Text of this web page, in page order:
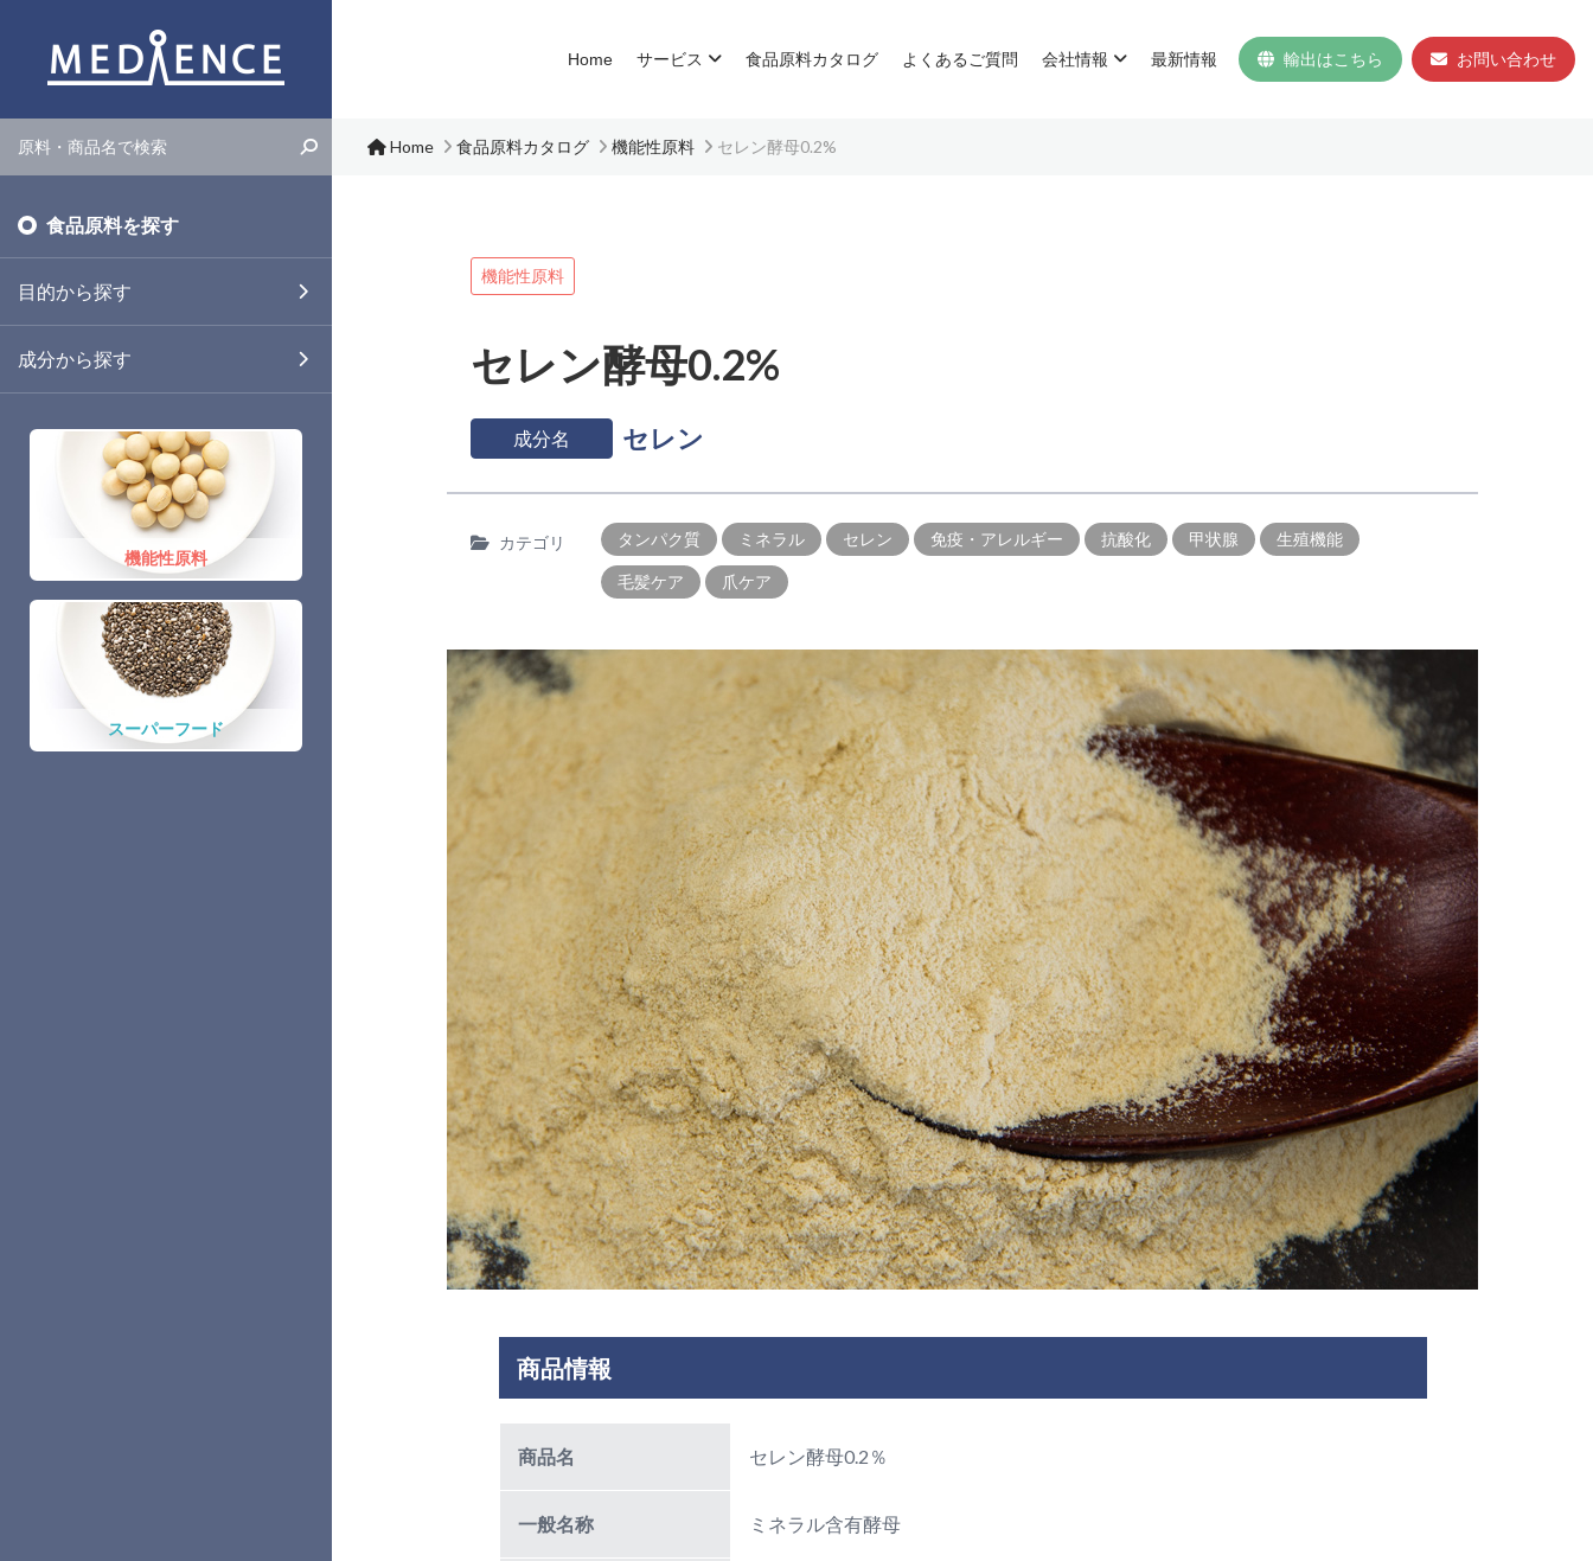
Home サービス 食品原料カタログ よくあるご質問 会社情報 最新情報 輸出はこちら お問い合わせ
食品原料を探す
目的から探す
成分から探す
機能性原料
スーパーフード
Home 食品原料カタログ 機能性原料 セレン酵母0.2%
機能性原料
セレン酵母0.2%
成分名 セレン
カテゴリ タンパク質 ミネラル セレン 免疫・アレルギー 抗酸化 甲状腺 生殖機能
毛髪ケア 爪ケア
商品情報
商品名 セレン酵母0.2％
一般名称 ミネラル含有酵母